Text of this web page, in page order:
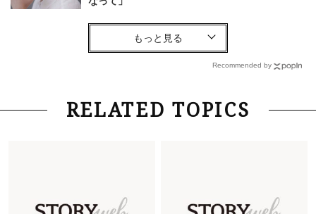
Lifestyle
「人間、役に立たなきゃ生きてちゃいかんか？」
Lifestyle 2026.8.6
26年夏の【開運アクション】は”ひと拭き”習
を育み中「理想の暮らしよりも今の心地よさを選
Recommended by
RELATED TOPICS